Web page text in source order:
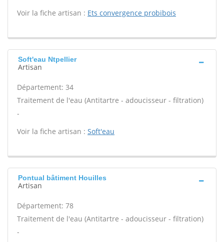
Voir la fiche artisan : Ets convergence probibois
Soft'eau Ntpellier
Artisan
Département: 34
Traitement de l'eau (Antitartre - adoucisseur - filtration)
-
Voir la fiche artisan : Soft'eau
Pontual bâtiment Houilles
Artisan
Département: 78
Traitement de l'eau (Antitartre - adoucisseur - filtration)
-